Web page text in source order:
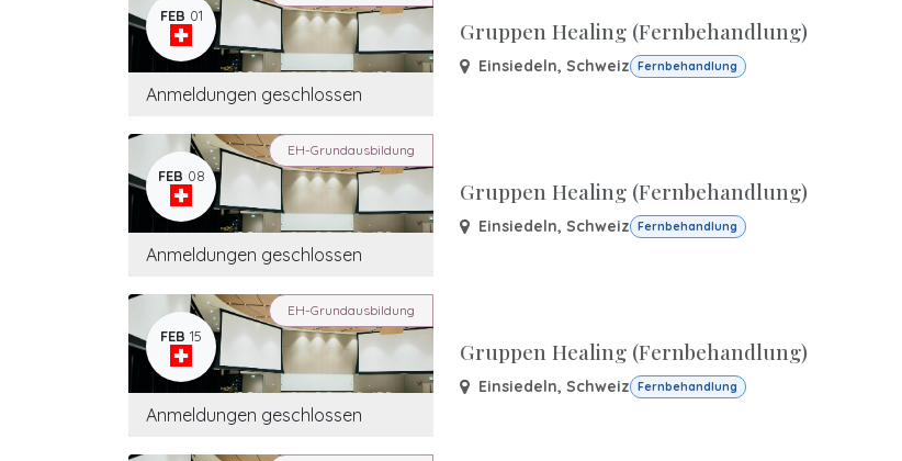
FEB 01
Anmeldungen geschlossen
Gruppen Healing (Fernbehandlung)
Einsiedeln, Schweiz Fernbehandlung
FEB 08
Anmeldungen geschlossen
Gruppen Healing (Fernbehandlung)
Einsiedeln, Schweiz Fernbehandlung
EH-Grundausbildung
FEB 15
Anmeldungen geschlossen
Gruppen Healing (Fernbehandlung)
Einsiedeln, Schweiz Fernbehandlung
EH-Grundausbildung